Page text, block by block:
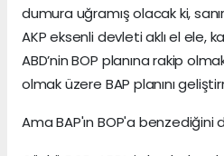
dumura uğramış olacak ki,
AKP eksenli devleti aklı el ele,
ABD’nin BOP planına rakip
olmak üzere BAP planını
Ama BAP'ın BOP'a benzediğini